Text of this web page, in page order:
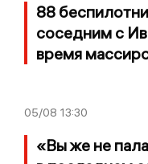
88
соседним с
время
05/08 13:30
«Вы же не